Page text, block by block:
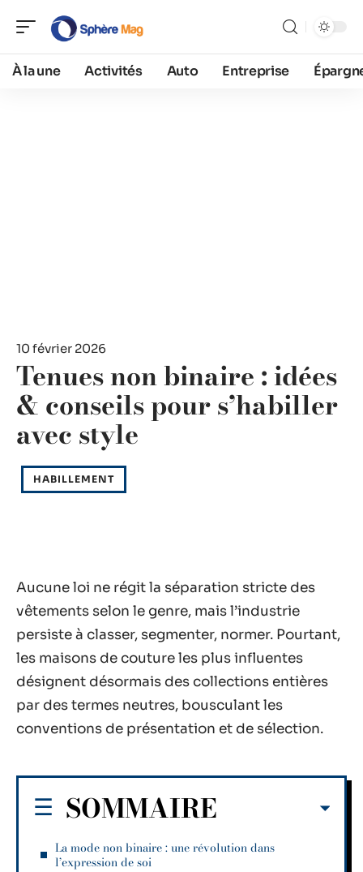
À la une Activités Auto Entreprise
10 février 2026
Tenues non binaire : idées
& conseils pour s’habiller
avec style
HABILLEMENT
Aucune loi ne régit la séparation stricte des
vêtements selon le genre, mais l’industrie
persiste à classer, segmenter, normer. Pourtant,
les maisons de couture les plus influentes
désignent désormais des collections entières
par des termes neutres, bousculant les
conventions de présentation et de sélection.
SOMMAIRE
La mode non binaire : une révolution dans
l’expression de soi